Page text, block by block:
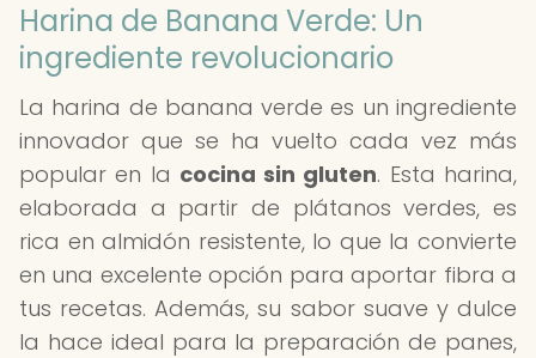
Harina de Banana Verde: Un
ingrediente revolucionario
La harina de banana verde es un ingrediente
innovador que se ha vuelto cada vez más
popular en la cocina sin gluten. Esta harina,
elaborada a partir de plátanos verdes, es
rica en almidón resistente, lo que la convierte
en una excelente opción para aportar fibra a
tus recetas. Además, su sabor suave y dulce
la hace ideal para la preparación de panes,